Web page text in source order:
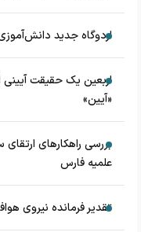
اردوگاه جدید
اربعین یک حقیقت آیینی
«آیین»
بررسی راهکارهای
علمیه فارس
تقدیر فرمانده نیروی